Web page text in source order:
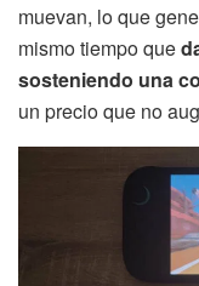
muevan, lo que
mismo tiempo que
sosteniendo una
un precio que no